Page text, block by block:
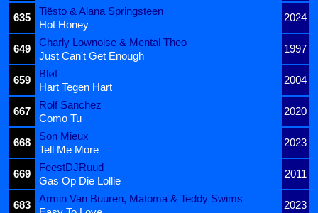
635
Tiësto & Alana Springsteen
2024
Hot Honey
649
Charly Lownoise & Mental Theo
1997
Just Can't Get Enough
659
Bløf
2004
Hart Tegen Hart
667
Rolf Sanchez
2020
Como Tu
668
Son Mieux
2023
Tell Me More
669
FeestDJRuud
2011
Gas Op Die Lollie
683
Armin Van Buuren, Matoma & Teddy Swims
2023